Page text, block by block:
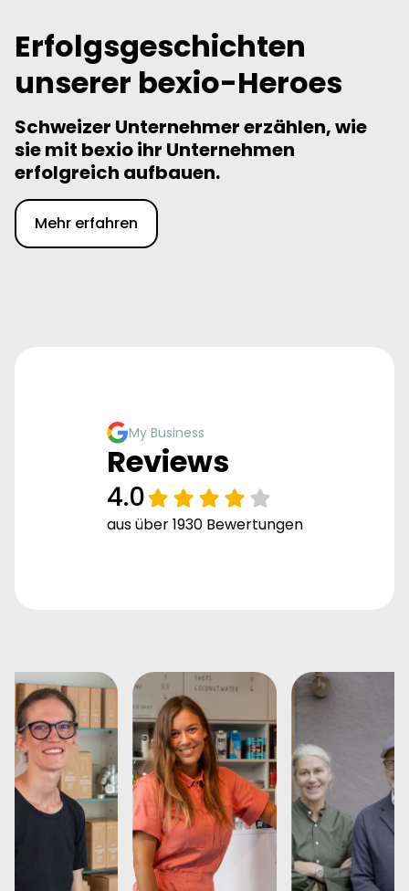
Erfolgsgeschichten
unserer bexio-Heroes
Schweizer Unternehmer erzählen, wie
sie mit bexio ihr Unternehmen
erfolgreich aufbauen.
Mehr erfahren
My Business
Reviews
4.0
aus über 1930 Bewertungen